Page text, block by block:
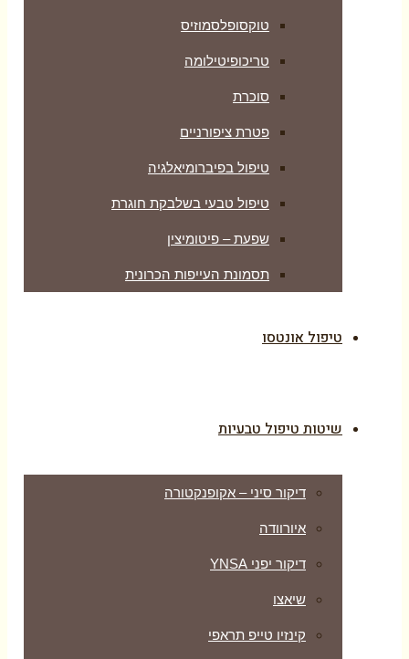
טוקסופלסמוזיס
טריכופיטילומה
סוכרת
פטרת ציפורניים
טיפול בפיברומיאלגיה
טיפול טבעי בשלבקת חוגרת
שפעת – פיטומיצין
תסמונת העייפות הכרונית
טיפול אונטסו
שיטות טיפול טבעיות
דיקור סיני – אקופנקטורה
איורוודה
דיקור יפני YNSA
שיאצו
קינזיו טייפ תראפי